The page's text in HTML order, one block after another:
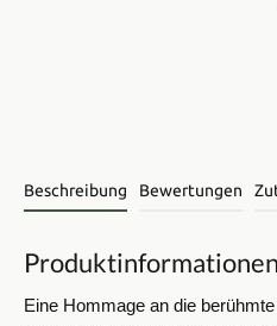
Beschreibung Bewertungen
Eine Hommage an die